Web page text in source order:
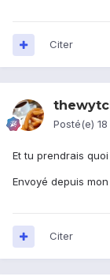
Citer
Posté(e)
Et tu prendrais
Envoyé depuis
Citer